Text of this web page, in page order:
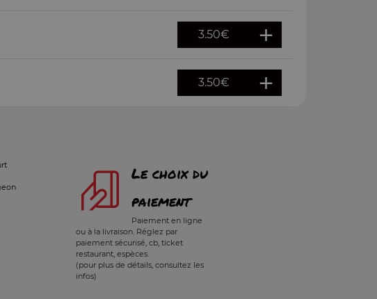
3.50€
3.50€
Le choix du
paiement
Paiement en ligne
ou à la livraison. Réglez par
paiement sécurisé, cb, ticket
restaurant, espèces.
(pour plus de détails, consultez les
infos)